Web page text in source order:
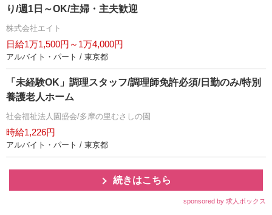
り/週1日～OK/主婦・主夫歓迎
株式会社エイト
日給1万1,500円～1万4,000円
アルバイト・パート / 東京都
「未経験OK」調理スタッフ/調理師免許必須/日勤のみ/特別
養護老人ホーム
社会福祉法人園盛会/多摩の里むさしの園
時給1,226円
アルバイト・パート / 東京都
続きはこちら
sponsored by 求人ボックス